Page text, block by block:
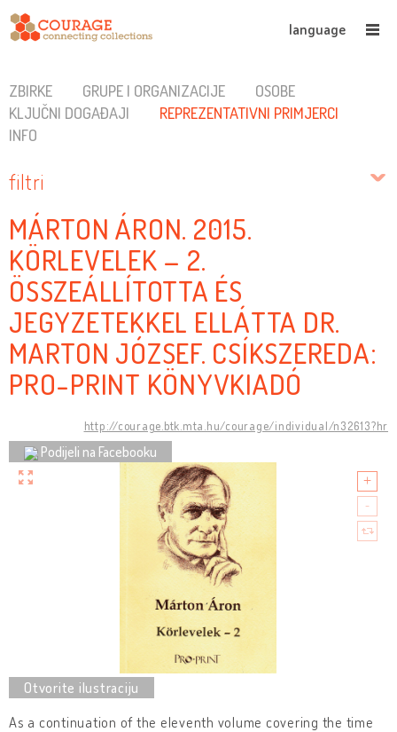
language
ZBIRKE GRUPE I ORGANIZACIJE
OSOBE
KLJUČNI DOGAĐAJI
REPREZENTATIVNI PRIMJERCI
INFO
filtri
MÁRTON ÁRON. 2015.
KÖRLEVELEK – 2.
ÖSSZEÁLLÍTOTTA ÉS
JEGYZETEKKEL ELLÁTTA DR.
MARTON JÓZSEF. CSÍKSZEREDA:
PRO-PRINT KÖNYVKIADÓ
http://courage.btk.mta.hu/courage/individual/n32613?hr
Podijeli na Facebooku
As a continuation of the eleventh volume covering the time